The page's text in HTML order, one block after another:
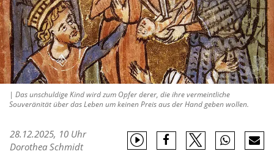
| Das unschuldige Kind wird zum Opfer derer, die ihre vermeintliche
Souveränität über das Leben um keinen Preis aus der Hand geben wollen.
28.12.2025, 10 Uhr
Dorothea Schmidt